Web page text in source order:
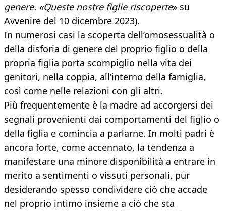
genere. «Queste nostre figlie riscoperte» su
Avvenire del 10 dicembre 2023).
In numerosi casi la scoperta dell’omosessualità o
della disforia di genere del proprio figlio o della
propria figlia porta scompiglio nella vita dei
genitori, nella coppia, all’interno della famiglia,
così come nelle relazioni con gli altri.
Più frequentemente è la madre ad accorgersi dei
segnali provenienti dai comportamenti del figlio o
della figlia e comincia a parlarne. In molti padri è
ancora forte, come accennato, la tendenza a
manifestare una minore disponibilità a entrare in
merito a sentimenti o vissuti personali, pur
desiderando spesso condividere ciò che accade
nel proprio intimo insieme a ciò che sta